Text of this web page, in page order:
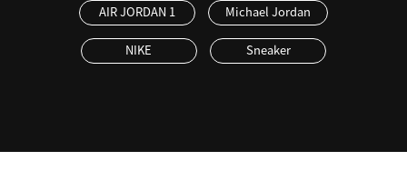
AIR JORDAN 1 Michael Jordan
NIKE Sneaker